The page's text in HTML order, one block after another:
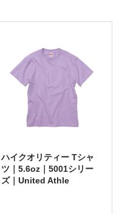
ハイクオリティー Tシャ
ツ｜5.6oz｜5001シリー
ズ｜United Athle